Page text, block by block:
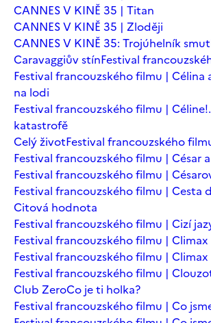
CANNES V KINĚ 35 | Titan
CANNES V KINĚ 35 | Zloději
CANNES V KINĚ 35: Trojúhelník
Caravaggiův stínFestival
Festival francouzského filmu | Célina
na lodi
Festival francouzského filmu |
katastrofě
Celý životFestival francouzského
Festival francouzského filmu | César
Festival francouzského filmu |
Festival francouzského filmu | Cesta
Citová hodnota
Festival francouzského filmu | Cizí
Festival francouzského filmu | Climax
Festival francouzského filmu | Climax
Festival francouzského filmu |
Club ZeroCo je ti holka?
Festival francouzského filmu | Co